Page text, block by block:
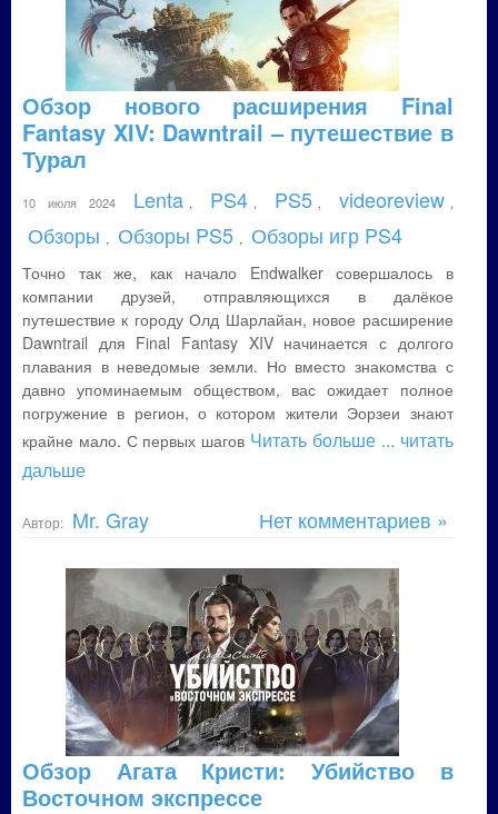
Обзор нового расширения Final
Fantasy XIV: Dawntrail – путешествие в
Турал
10 июля 2024 Lenta PS4 PS5 videoreview
Обзоры Обзоры PS5 Обзоры игр PS4
Точно так же, как начало Endwalker совершалось в
компании друзей, отправляющихся в далёкое
путешествие к городу Олд Шарлайан, новое расширение
Dawntrail для Final Fantasy XIV начинается с долгого
плавания в неведомые земли. Но вместо знакомства с
давно упоминаемым обществом, вас ожидает полное
погружение в регион, о котором жители Эорзеи знают
крайне мало. С первых шагов Читать больше... читать
дальше
Автор: Mr. Gray Нет комментариев »
Обзор Агата Кристи: Убийство в
Восточном экспрессе